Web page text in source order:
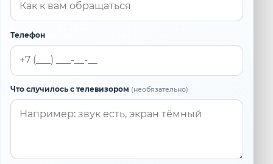
Телефон
Что случилось с телевизором (необязательно)